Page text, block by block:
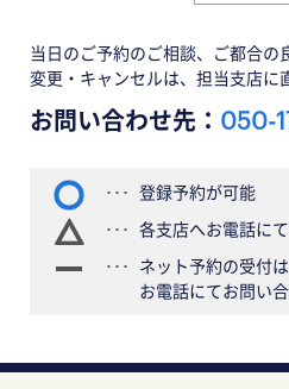
当日のご予約のご相談、ご都合の
変更・キャンセルは、担当支店に
お問い合わせ先： 050-
登録予約が可能
各支店へお電話に
ネット予約の受付
お電話にてお問い